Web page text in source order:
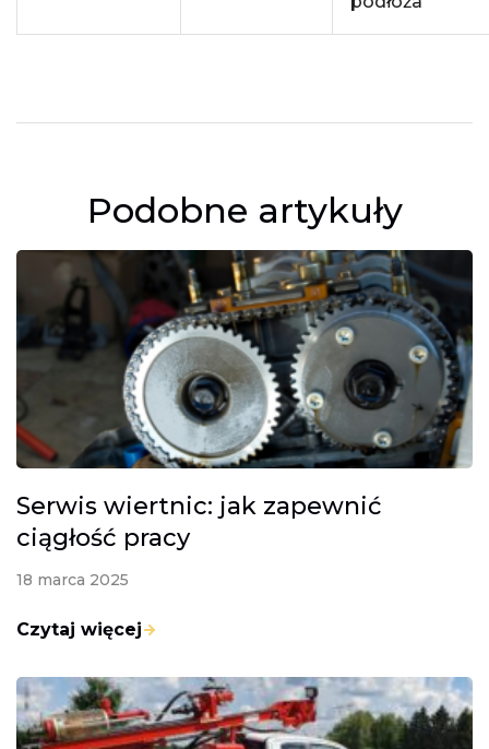
Podobne artykuły
Serwis wiertnic: jak zapewnić
ciągłość pracy
18 marca 2025
Czytaj więcej